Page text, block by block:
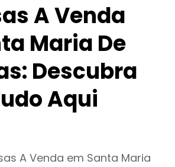
A Venda
Maria De
Descubra
Aqui
A Venda em Santa Maria